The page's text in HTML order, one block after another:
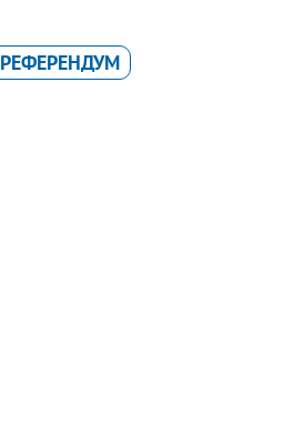
РЕФЕРЕНДУМ